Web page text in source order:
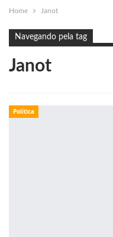
Home Janot
Navegando pela tag
Janot
Política